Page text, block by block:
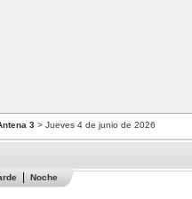
3 > Jueves 4 de junio de 2026
Noche